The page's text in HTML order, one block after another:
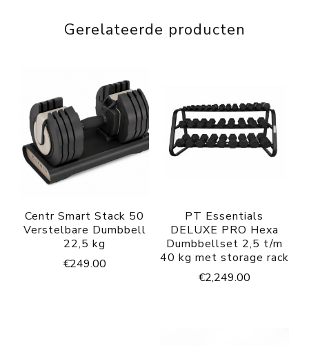
Gerelateerde producten
Centr Smart Stack 50
Verstelbare Dumbbell
22,5 kg
€249.00
PT Essentials
DELUXE PRO Hexa
Dumbbellset 2,5 t/m
40 kg met storage rack
€2,249.00